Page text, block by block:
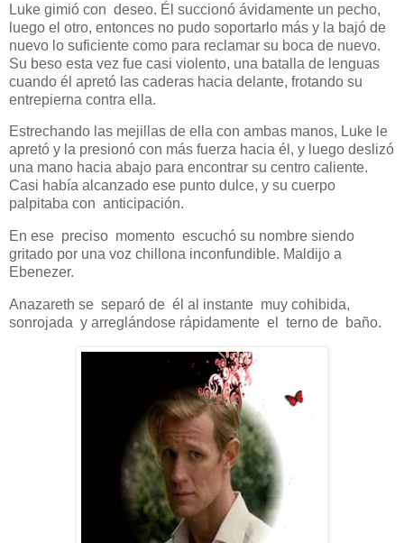
Luke gimió con deseo. Él succionó ávidamente un pecho,
luego el otro, entonces no pudo soportarlo más y la bajó de
nuevo lo suficiente como para reclamar su boca de nuevo.
Su beso esta vez fue casi violento, una batalla de lenguas
cuando él apretó las caderas hacia delante, frotando su
entrepierna contra ella.
Estrechando las mejillas de ella con ambas manos, Luke le
apretó y la presionó con más fuerza hacia él, y luego deslizó
una mano hacia abajo para encontrar su centro caliente.
Casi había alcanzado ese punto dulce, y su cuerpo
palpitaba con anticipación.
En ese preciso momento escuchó su nombre siendo
gritado por una voz chillona inconfundible. Maldijo a
Ebenezer.
Anazareth se separó de él al instante muy cohibida,
sonrojada y arreglándose rápidamente el terno de baño.